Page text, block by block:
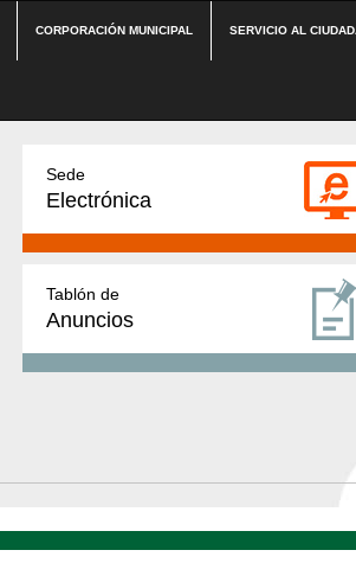
CORPORACIÓN MUNICIPAL SERVICIO AL
Sede
Electrónica
Tablón de
Anuncios